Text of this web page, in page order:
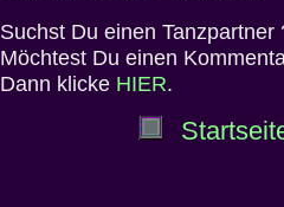
Suchst Du einen
Möchtest Du einen
Dann klicke HIER.